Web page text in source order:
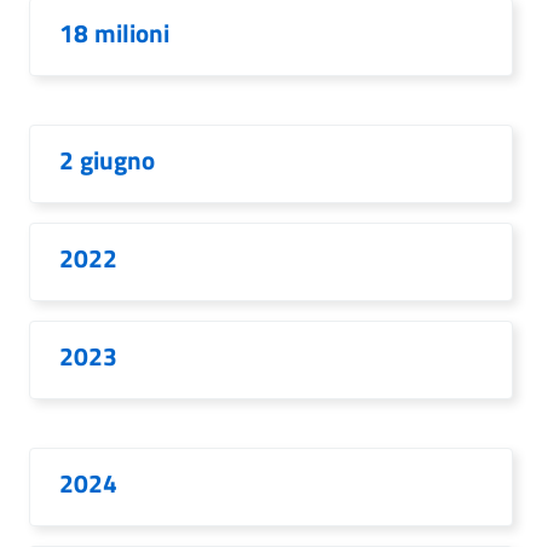
18 milioni
2 giugno
2022
2023
2024